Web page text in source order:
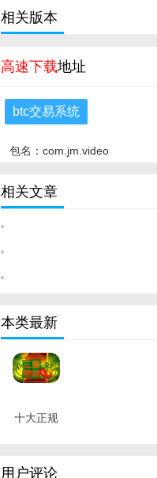
相关版本
高速下载地址
btc交易系统
包名：com.jm.video
相关文章
本类最新
十大正规
用户评论